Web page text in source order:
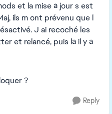
et la mise à jour s est
ils m ont prévenu que l
J ai recoché les
et relancé, puis là il y à
?
Reply